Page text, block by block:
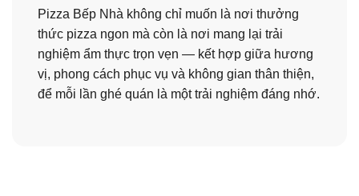
Pizza Bếp Nhà không chỉ muốn là nơi thưởng
thức pizza ngon mà còn là nơi mang lại trải
nghiệm ẩm thực trọn vẹn — kết hợp giữa hương
vị, phong cách phục vụ và không gian thân thiện,
để mỗi lần ghé quán là một trải nghiệm đáng nhớ.